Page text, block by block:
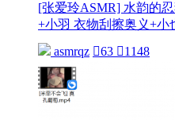
[张爱玲ASMR] 水韵的
+小羽 衣物刮擦奥义+小
asmrqz 63 1148